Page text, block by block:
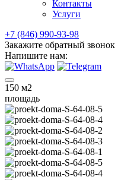
Контакты
Услуги
+7 (846) 990-93-98
Закажите обратный звонок
Напишите нам:
150 м2
площадь